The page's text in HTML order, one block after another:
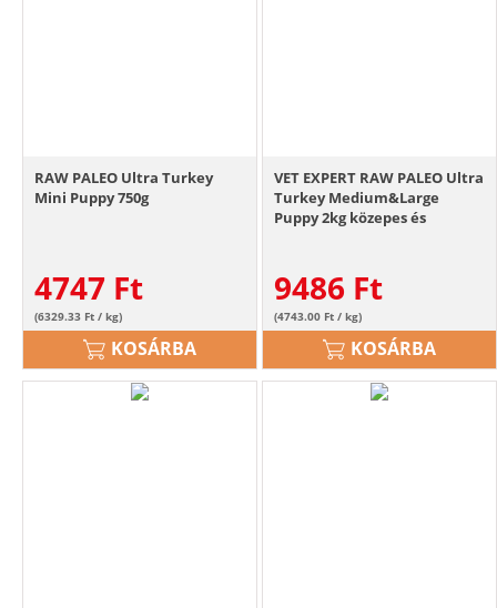
RAW PALEO Ultra Turkey
Mini Puppy 750g
4747 Ft
(6329.33 Ft / kg)
KOSÁRBA
VET EXPERT RAW PALEO Ultra
Turkey Medium&Large
Puppy 2kg közepes és
9486 Ft
(4743.00 Ft / kg)
KOSÁRBA